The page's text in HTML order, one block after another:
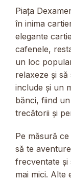
Piața
în inima
elegante
cafenele,
un loc
relaxeze și
include și un
bănci, fiind
trecătorii și
Pe măsură
să te
frecventate și
mai mici. Alte